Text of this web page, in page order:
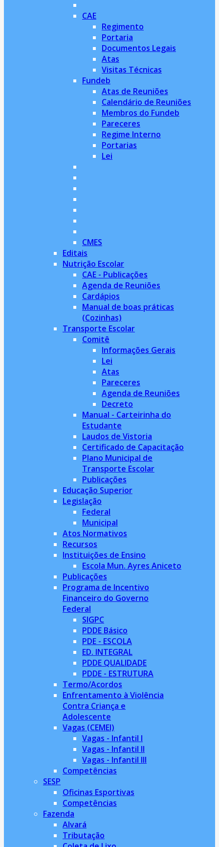
CAE
Regimento
Portaria
Documentos Legais
Atas
Visitas Técnicas
Fundeb
Atas de Reuniões
Calendário de Reuniões
Membros do Fundeb
Pareceres
Regime Interno
Portarias
Lei
CMES
Editais
Nutrição Escolar
CAE - Publicações
Agenda de Reuniões
Cardápios
Manual de boas práticas
(Cozinhas)
Transporte Escolar
Comitê
Informações Gerais
Lei
Atas
Pareceres
Agenda de Reuniões
Decreto
Manual - Carteirinha do
Estudante
Laudos de Vistoria
Certificado de Capacitação
Plano Municipal de
Transporte Escolar
Publicações
Educação Superior
Legislação
Federal
Municipal
Atos Normativos
Recursos
Instituições de Ensino
Escola Mun. Ayres Aniceto
Publicações
Programa de Incentivo
Financeiro do Governo
Federal
SIGPC
PDDE Básico
PDE - ESCOLA
ED. INTEGRAL
PDDE QUALIDADE
PDDE - ESTRUTURA
Termo/Acordos
Enfrentamento à Violência
Contra Criança e
Adolescente
Vagas (CEMEI)
Vagas - Infantil I
Vagas - Infantil II
Vagas - Infantil III
Competências
SESP
Oficinas Esportivas
Competências
Fazenda
Alvará
Tributação